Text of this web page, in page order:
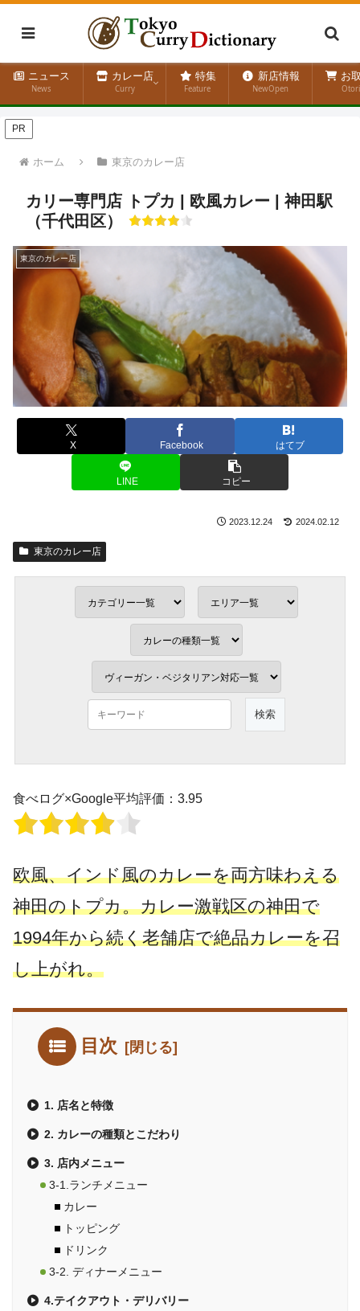
ニュース
News
カレー店
Curry
特集
Feature
新店情報
NewOpen
お
PR
ホーム 東京のカレー店
カリー専門店 トプカ | 欧風カレー | 神田駅
（千代田区）
東京のカレー店
X Facebook はてブ
LINE コピー
2023.12.24 2024.02.12
東京のカレー店
食べログ×Google平均評価：3.95
欧風、インド風のカレーを両方味わえる
神田のトプカ。カレー激戦区の神田で
1994年から続く老舗店で絶品カレーを召
し上がれ。
目次
1. 店名と特徴
2. カレーの種類とこだわり
3. 店内メニュー
3-1.ランチメニュー
カレー
トッピング
ドリンク
3-2. ディナーメニュー
4.テイクアウト・デリバリー